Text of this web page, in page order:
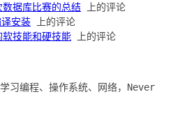
数据库比赛的总结 上的评论
安装 上的评论
软技能和硬技能 上的评论
习编程、操作系统、网络，Never